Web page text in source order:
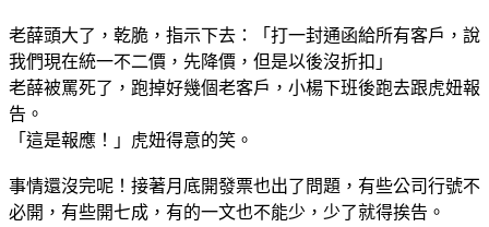
老薛頭大了，乾脆，指示下去：「打一封通函給所有客戶，說
我們現在統一不二價，先降價，但是以後沒折扣」
老薛被罵死了，跑掉好幾個老客戶，小楊下班後跑去跟虎妞報
告。
「這是報應！」虎妞得意的笑。
事情還沒完呢！接著月底開發票也出了問題，有些公司行號不
必開，有些開七成，有的一文也不能少，少了就得挨告。